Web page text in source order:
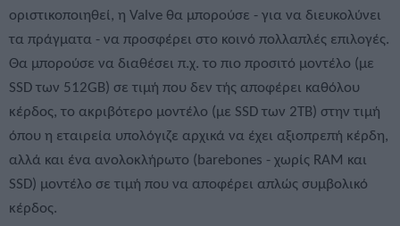
οριστικοποιηθεί, η Valve θα μπορούσε - για να διευκολύνει
τα πράγματα - να προσφέρει στο κοινό πολλαπλές επιλογές.
Θα μπορούσε να διαθέσει π.χ. το πιο προσιτό μοντέλο (με
SSD των 512GB) σε τιμή που δεν τής αποφέρει καθόλου
κέρδος, το ακριβότερο μοντέλο (με SSD των 2TB) στην τιμή
όπου η εταιρεία υπολόγιζε αρχικά να έχει αξιοπρεπή κέρδη,
αλλά και ένα ανολοκλήρωτο (barebones - χωρίς RAM και
SSD) μοντέλο σε τιμή που να αποφέρει απλώς συμβολικό
κέρδος.